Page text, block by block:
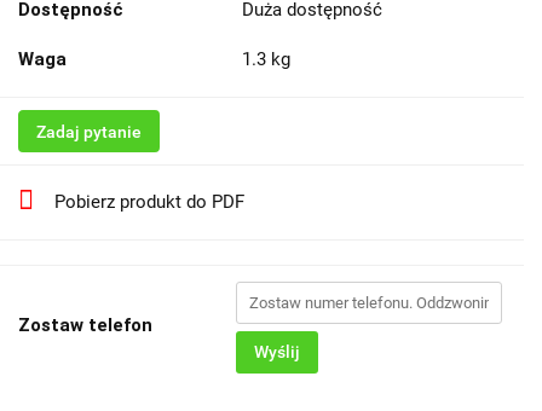
Dostępność Duża dostępność
Waga 1.3 kg
Zadaj pytanie
Pobierz produkt do PDF
Zostaw telefon
Wyślij